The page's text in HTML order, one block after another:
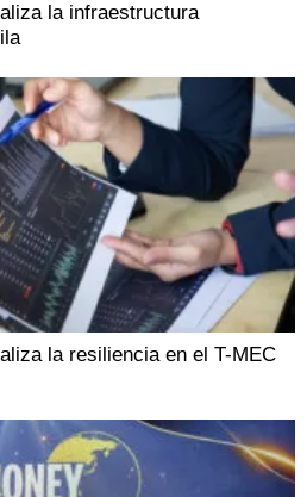
la infraestructura
la resiliencia en el T-MEC